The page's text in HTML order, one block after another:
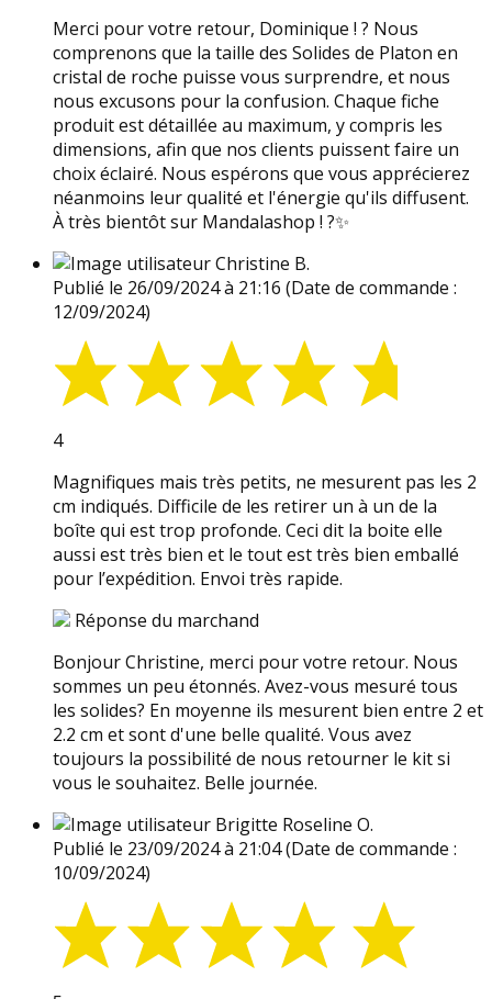
Merci pour votre retour, Dominique ! ? Nous
comprenons que la taille des Solides de Platon en
cristal de roche puisse vous surprendre, et nous
nous excusons pour la confusion. Chaque fiche
produit est détaillée au maximum, y compris les
dimensions, afin que nos clients puissent faire un
choix éclairé. Nous espérons que vous apprécierez
néanmoins leur qualité et l'énergie qu'ils diffusent.
À très bientôt sur Mandalashop ! ?✨
Christine B.
Publié le 26/09/2024 à 21:16 (Date de commande :
12/09/2024)
4
Magnifiques mais très petits, ne mesurent pas les 2
cm indiqués. Difficile de les retirer un à un de la
boîte qui est trop profonde. Ceci dit la boite elle
aussi est très bien et le tout est très bien emballé
pour l’expédition. Envoi très rapide.
Réponse du marchand
Bonjour Christine, merci pour votre retour. Nous
sommes un peu étonnés. Avez-vous mesuré tous
les solides? En moyenne ils mesurent bien entre 2 et
2.2 cm et sont d'une belle qualité. Vous avez
toujours la possibilité de nous retourner le kit si
vous le souhaitez. Belle journée.
Brigitte Roseline O.
Publié le 23/09/2024 à 21:04(Date de commande :
10/09/2024)